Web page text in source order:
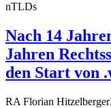
nTLDs
Nach 14
Jahren
den Start von
RA Florian Hitzelberger